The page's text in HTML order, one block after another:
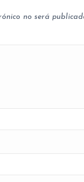
no será